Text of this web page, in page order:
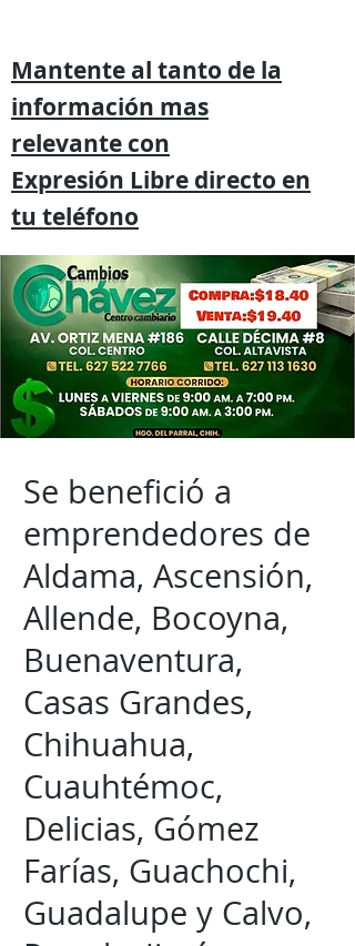
Mantente al tanto de la
información mas
relevante con
Expresión Libre directo en
tu teléfono
Se benefició a
emprendedores de
Aldama, Ascensión,
Allende, Bocoyna,
Buenaventura,
Casas Grandes,
Chihuahua,
Cuauhtémoc,
Delicias, Gómez
Farías, Guachochi,
Guadalupe y Calvo,